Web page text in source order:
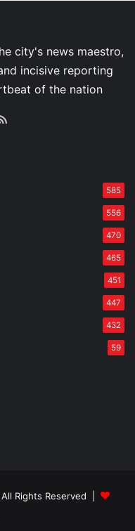
585
556
470
465
451
447
432
59
Rights Reserved |